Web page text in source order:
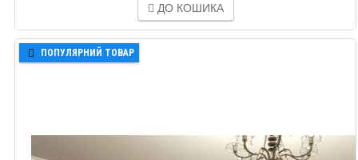
ДО КОШИКА
ПОПУЛЯРНИЙ ТОВАР